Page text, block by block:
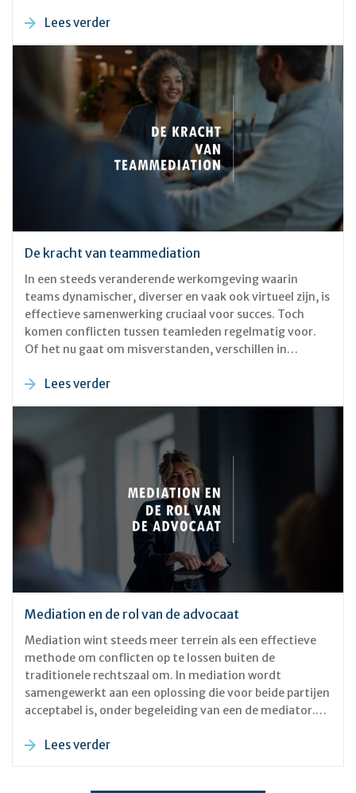
groot dat onderhuids problemen gaan ontstaan, die
uiteindelijk tot botsingen tussen collega’s, uitval en
verminderde productiviteit kunnen leiden. In zulke
situaties kan teambegeleiding door een mediator het
verschil maken.
Lees verder
De kracht van teammediation​
In een steeds veranderende werkomgeving waarin
teams dynamischer, diverser en vaak ook virtueel zijn, is
effectieve samenwerking cruciaal voor succes. Toch
komen conflicten tussen teamleden regelmatig voor.
Of het nu gaat om misverstanden, verschillen in
werkstijlen, conflicten binnen een team kunnen leiden
tot een daling van de productiviteit, verstoorde relaties
en een negatief werkklimaat. Dit is waar
teammediation van pas komt. Wat is Teammediation?
Teammediation is een gestructureerd proces waarbij
een onafhankelijke mediator wordt ingeschakeld om
conflicten binnen een team te helpen oplossen.
Lees verder
Mediation en de rol van de advocaat
Mediation wint steeds meer terrein als een effectieve
methode om conflicten op te lossen buiten de
traditionele rechtszaal om. In mediation wordt
samengewerkt aan een oplossing die voor beide partijen
acceptabel is, onder begeleiding van een de mediator.
van mediation, is de rol van aanwezige advocaten. De
aanwezigheid van advocaten kan zeer waardevol zijn
Lees verder